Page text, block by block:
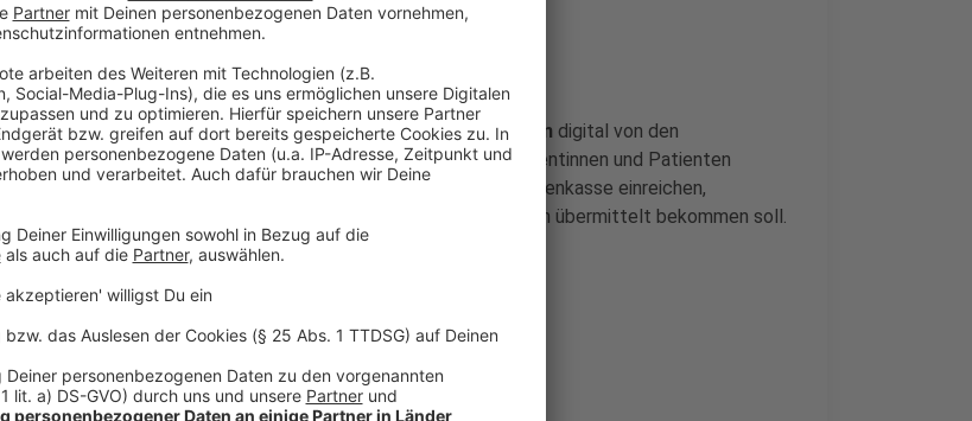
AU-Bescheinigung
Ab dem 1. Januar werdenArbeitsunfähigkeits-Bescheinigungen digital von den
behandelnden Ärzten an die Krankenkassen übermittelt. Die Patientinnen und Patienten
müssen den "gelben Schein" also nicht mehr selbst bei ihrer Krankenkasse einreichen,
allerdings noch beim Arbeitgeber, der die Daten 2022 elektronisch übermittelt bekommen soll.
Anzeige
Grundrente
Anzeige